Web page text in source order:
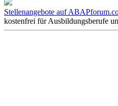
Stellenangebote auf
kostenfrei für Ausbildungsberufe